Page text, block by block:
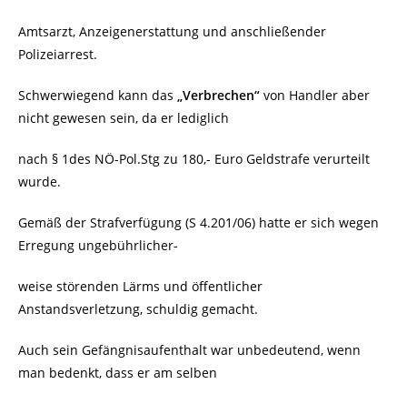
Amtsarzt, Anzeigenerstattung und anschließender
Polizeiarrest.
Schwerwiegend kann das „Verbrechen“ von Handler aber
nicht gewesen sein, da er lediglich
nach § 1des NÖ-Pol.Stg zu 180,- Euro Geldstrafe verurteilt
wurde.
Gemäß der Strafverfügung (S 4.201/06) hatte er sich wegen
Erregung ungebührlicher-
weise störenden Lärms und öffentlicher
Anstandsverletzung, schuldig gemacht.
Auch sein Gefängnisaufenthalt war unbedeutend, wenn
man bedenkt, dass er am selben